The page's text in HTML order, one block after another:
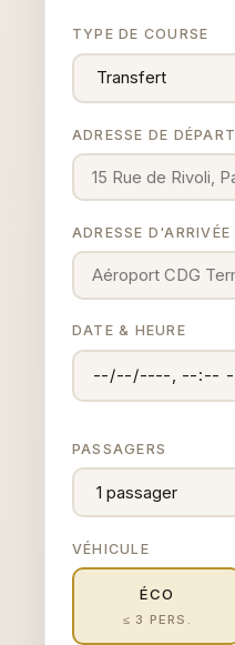
TYPE DE COURSE
ADRESSE DE DÉPART
ADRESSE D'ARRIVÉE
DATE & HEURE
PASSAGERS
VÉHICULE
ÉCO
≤ 3 PERS.